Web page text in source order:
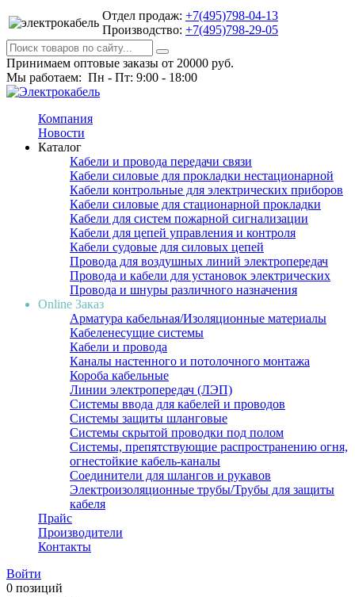
Отдел продаж: +7(495)798-04-13
Производство: +7(495)798-29-05
Принимаем оптовые заказы от 20000 руб.
Мы работаем: Пн - Пт: 9:00 - 18:00
Компания
Новости
Каталог
Кабели и провода передачи связи
Кабели силовые для прокладки нестационарной
Кабели контрольные для электрических приборов
Кабели силовые для стационарной прокладки
Кабели для систем пожарной сигнализации
Кабели для цепей управления и контроля
Кабели судовые для силовых цепей
Провода для воздушных линий электропередач
Провода и кабели для установок электрических
Провода и шнуры различного назначения
Online Заказ
Арматура кабельная/Изоляционные материалы
Кабеленесущие системы
Кабели и провода
Каналы настенного и потолочного монтажа
Короба кабельные
Линии электропередач (ЛЭП)
Системы ввода для кабелей и проводов
Системы защиты шланговые
Системы скрытой проводки под полом
Системы, препятствующие распространению огня,
огнестойкие кабель-каналы
Соединители для шлангов и рукавов
Электроизоляционные трубы/Трубы для защиты
кабеля
Прайс
Производители
Контакты
Войти
0 позиций